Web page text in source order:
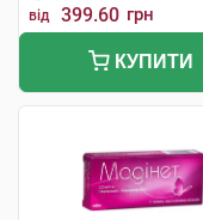
від 399.60 грн
КУПИТИ